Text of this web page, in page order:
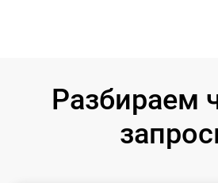
Разбираем